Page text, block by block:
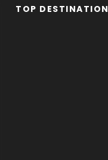
TOP DESTINATION